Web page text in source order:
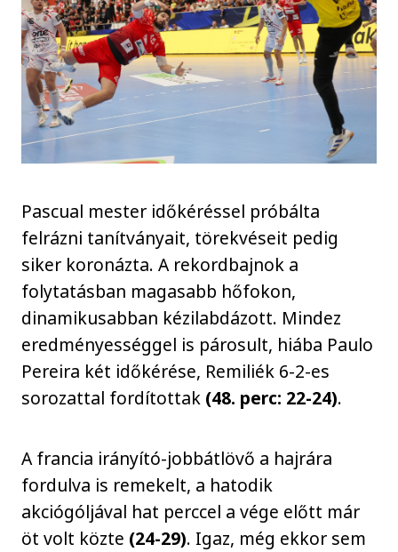
Pascual mester időkéréssel próbálta
felrázni tanítványait, törekvéseit pedig
siker koronázta. A rekordbajnok a
folytatásban magasabb hőfokon,
dinamikusabban kézilabdázott. Mindez
eredményességgel is párosult, hiába Paulo
Pereira két időkérése, Remiliék 6-2-es
sorozattal fordítottak (48. perc: 22-24).
A francia irányító-jobbátlövő a hajrára
fordulva is remekelt, a hatodik
akciógóljával hat perccel a vége előtt már
öt volt közte (24-29). Igaz, még ekkor sem